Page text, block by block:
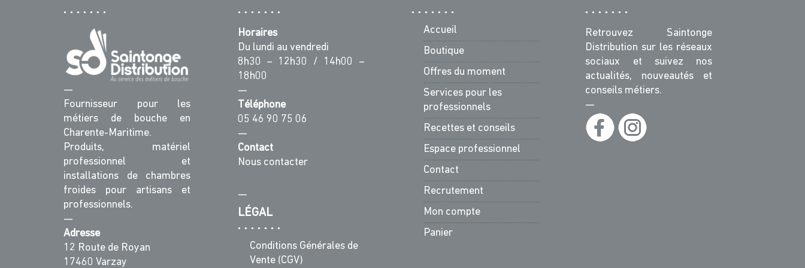
—
Fournisseur pour les
métiers de bouche en
Charente-Maritime.
Produits, matériel
professionnel et
installations de chambres
froides pour artisans et
professionnels.
—
Adresse
12 Route de Royan
17460 Varzay
Horaires
Du lundi au vendredi
8h30 – 12h30 / 14h00 –
18h00
—
Téléphone
05 46 90 75 06
—
Contact
Nous contacter
—
LÉGAL
Conditions Générales de
Vente (CGV)
Accueil
Boutique
Offres du moment
Services pour les
professionnels
Recettes et conseils
Espace professionnel
Contact
Recrutement
Mon compte
Panier
Retrouvez Saintonge
Distribution sur les réseaux
sociaux et suivez nos
actualités, nouveautés et
conseils métiers.
—